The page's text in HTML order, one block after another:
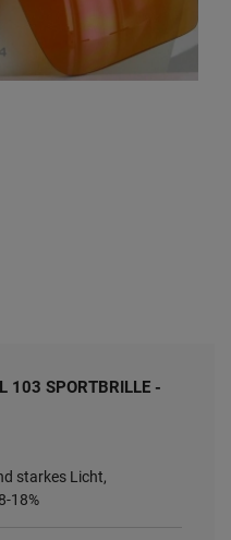
103 SPORTBRILLE -
starkes Licht,
18%